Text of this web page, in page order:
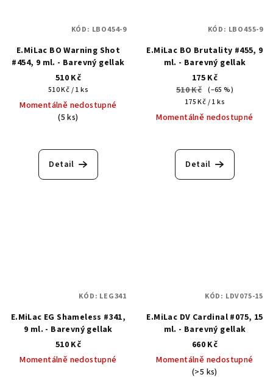
E.MiLac BO Warning Shot
#454, 9 ml. - Barevný gellak
510 Kč
Měrná
cena:
510 Kč / 1 ks
Momentálně nedostupné
(5 ks)
Detail
KÓD: LBO454-9
E.MiLac BO Brutality #455, 9
ml. - Barevný gellak
175 Kč
510 Kč (–65 %)
Měrná
cena:
175 Kč / 1 ks
Momentálně nedostupné
Detail
KÓD: LBO455-9
E.MiLac EG Shameless #341,
9 ml. - Barevný gellak
510 Kč
Momentálně nedostupné
KÓD: LEG341
E.MiLac DV Cardinal #075, 15
ml. - Barevný gellak
660 Kč
Momentálně nedostupné
(>5 ks)
KÓD: LDV075-15